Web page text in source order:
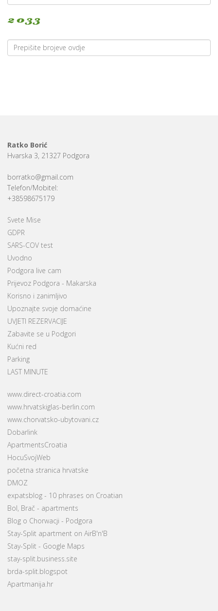
Ratko Borić
Hvarska 3, 21327 Podgora
borratko@gmail.com
Telefon/Mobitel:
+38598675179
Svete Mise
GDPR
SARS-COV test
Uvodno
Podgora live cam
Prijevoz Podgora - Makarska
Korisno i zanimljivo
Upoznajte svoje domaćine
UVJETI REZERVACIJE
Zabavite se u Podgori
Kućni red
Parking
LAST MINUTE
www.direct-croatia.com
www.hrvatskiglas-berlin.com
www.chorvatsko-ubytovani.cz
Dobarlink
ApartmentsCroatia
HocuSvojWeb
početna stranica hrvatske
DMOZ
expatsblog - 10 phrases on Croatian
Bol, Brač - apartments
Blog o Chorwacji - Podgora
Stay-Split apartment on AirB'n'B
Stay-Split - Google Maps
stay-split.business.site
brda-split.blogspot
Apartmanija.hr